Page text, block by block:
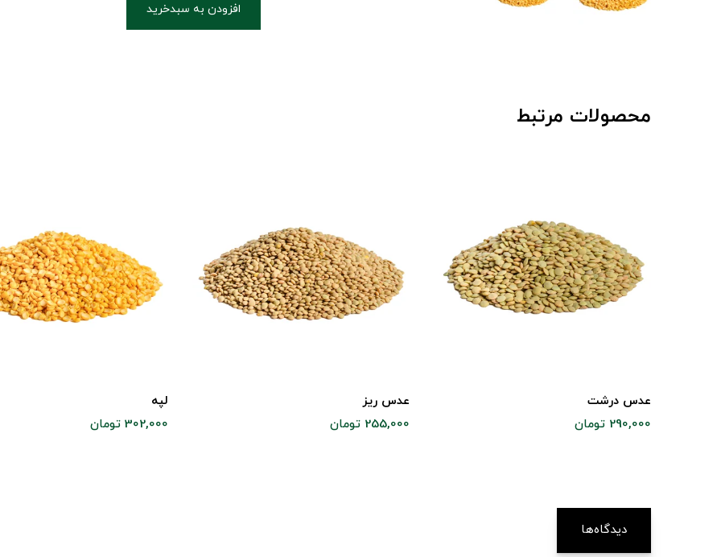
افزودن به سبدخرید
محصولات مرتبط
عدس درشت
290,000 تومان
عدس ریز
255,000 تومان
لپه
302,000 تومان
دیدگاه‌ها